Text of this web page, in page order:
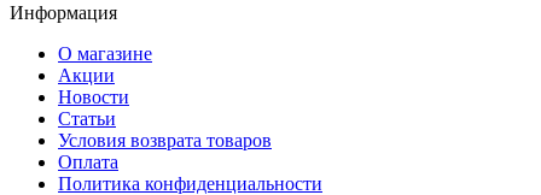
Информация
О магазине
Акции
Новости
Статьи
Условия возврата товаров
Оплата
Политика конфиденциальности